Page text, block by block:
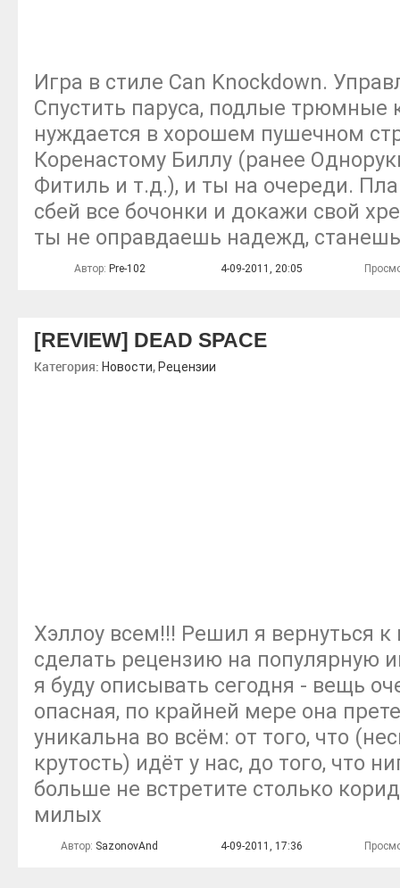
Игра в стиле Can Knockdown.
Спустить паруса, подлые
нуждается в хорошем пушечном
Коренастому Биллу (ранее
Фитиль и т.д.), и ты на очереди.
сбей все бочонки и докажи свой
ты не оправдаешь надежд,
Автор: Pre-102 4-09-2011, 20:05
[REVIEW] DEAD SPACE
Категория: Новости, Рецензии
Хэллоу всем!!! Решил я вернуться
сделать рецензию на популярную
я буду описывать сегодня - вещь
опасная, по крайней мере она
уникальна во всём: от того, что
крутость) идёт у нас, до того, что
больше не встретите столько
милых
Автор: SazonovAnd 4-09-2011, 17:36